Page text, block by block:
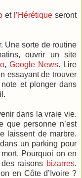
et l’Hérétiqueseront
Une sorte de routine
ouvrir un site
, Google News. Lire
essayant de trouver
et plonger dans
dans la vraie vie.
que personne n’est
laissent de marbre.
un parking pour
Pourquoi on en
raisons bizarres.
en Côte d’Ivoire ?